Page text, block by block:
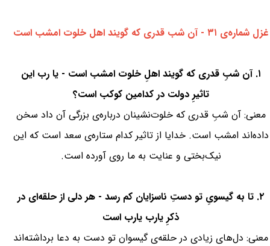
غزل شماره‌ی ۳۱ - آن شب قدری که گویند اهل خلوت امشب است
۱. آن شبِ قدری که گویند اهلِ خلوت امشب است - یا رب این
تاثیرِ دولت در کدامین کوکب است؟
معنی: آن شبِ قدری که خلوت‌نشینان درباره‌ی بزرگی آن داد سخن
داده‌اند امشب است. خدایا از تاثیر کدام ستاره‌ی سعد است که این
نیک‌بختی و عنایت به ما روی آورده است.
۲. تا به گیسویِ تو دستِ ناسزایان کم رسد - هر دلی از حلقه‌ای در
ذکرِ یارب یارب است
معنی: دل‌های زیادی در حلقه‌ی گیسوان تو دست به دعا برداشته‌اند